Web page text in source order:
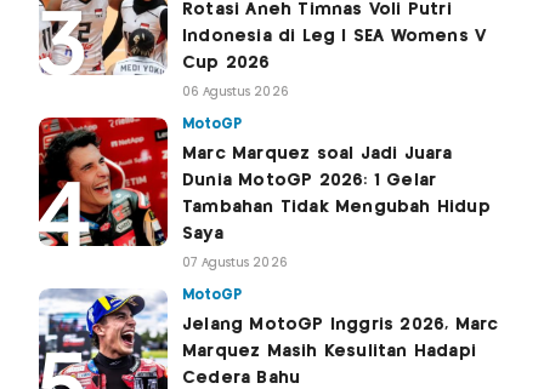
Rotasi Aneh Timnas Voli Putri
Indonesia di Leg I SEA Womens V
Cup 2026
06 Agustus 2026
MotoGP
Marc Marquez soal Jadi Juara
Dunia MotoGP 2026: 1 Gelar
Tambahan Tidak Mengubah Hidup
Saya
07 Agustus 2026
MotoGP
Jelang MotoGP Inggris 2026, Marc
Marquez Masih Kesulitan Hadapi
Cedera Bahu